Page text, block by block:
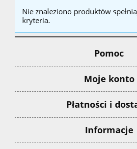
Nie znaleziono produktów
kryteria.
Pomoc
Moje konto
Płatności i
Informacje